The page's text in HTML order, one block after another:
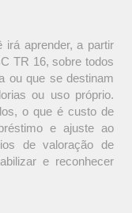
irá aprender, a partir
TR 16, sobre todos
ou que se destinam
ou uso próprio.
o que é custo de
e ajuste ao
de valoração de
e reconhecer